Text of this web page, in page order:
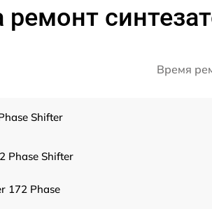
Время
Shifter
Phase Shifter
172 Phase